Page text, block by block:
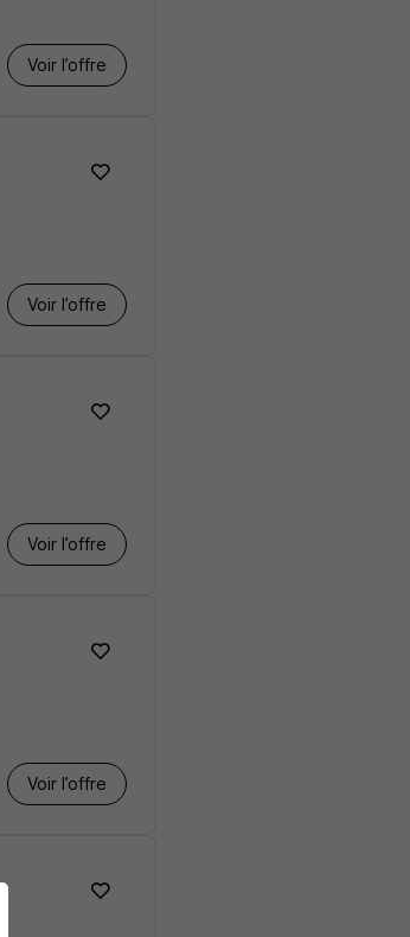
Voir l’offre
Voir l’offre
Voir l’offre
Voir l’offre